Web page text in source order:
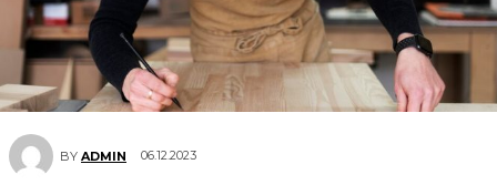
BY ADMIN 06.12.2023